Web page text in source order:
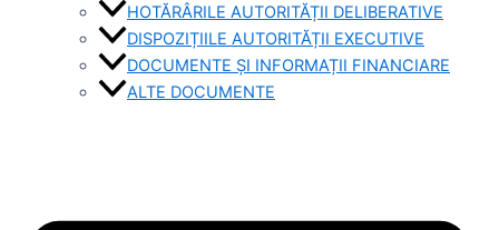
HOTĂRÂRILE AUTORITĂȚII DELIBERATIVE
DISPOZIȚIILE AUTORITĂȚII EXECUTIVE
DOCUMENTE ȘI INFORMAȚII FINANCIARE
ALTE DOCUMENTE